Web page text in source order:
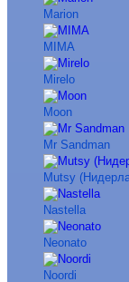
Marion
MIMA
Mirelo
Moon
Mr Sandman
Mutsy
Nastella
Neonato
Noordi